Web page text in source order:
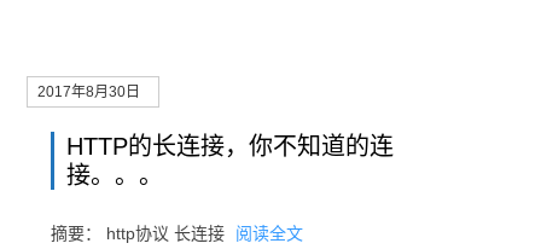
2017年8月30日
HTTP的长连接，你不知道的连
接。。。
摘要： http协议 长连接 阅读全文